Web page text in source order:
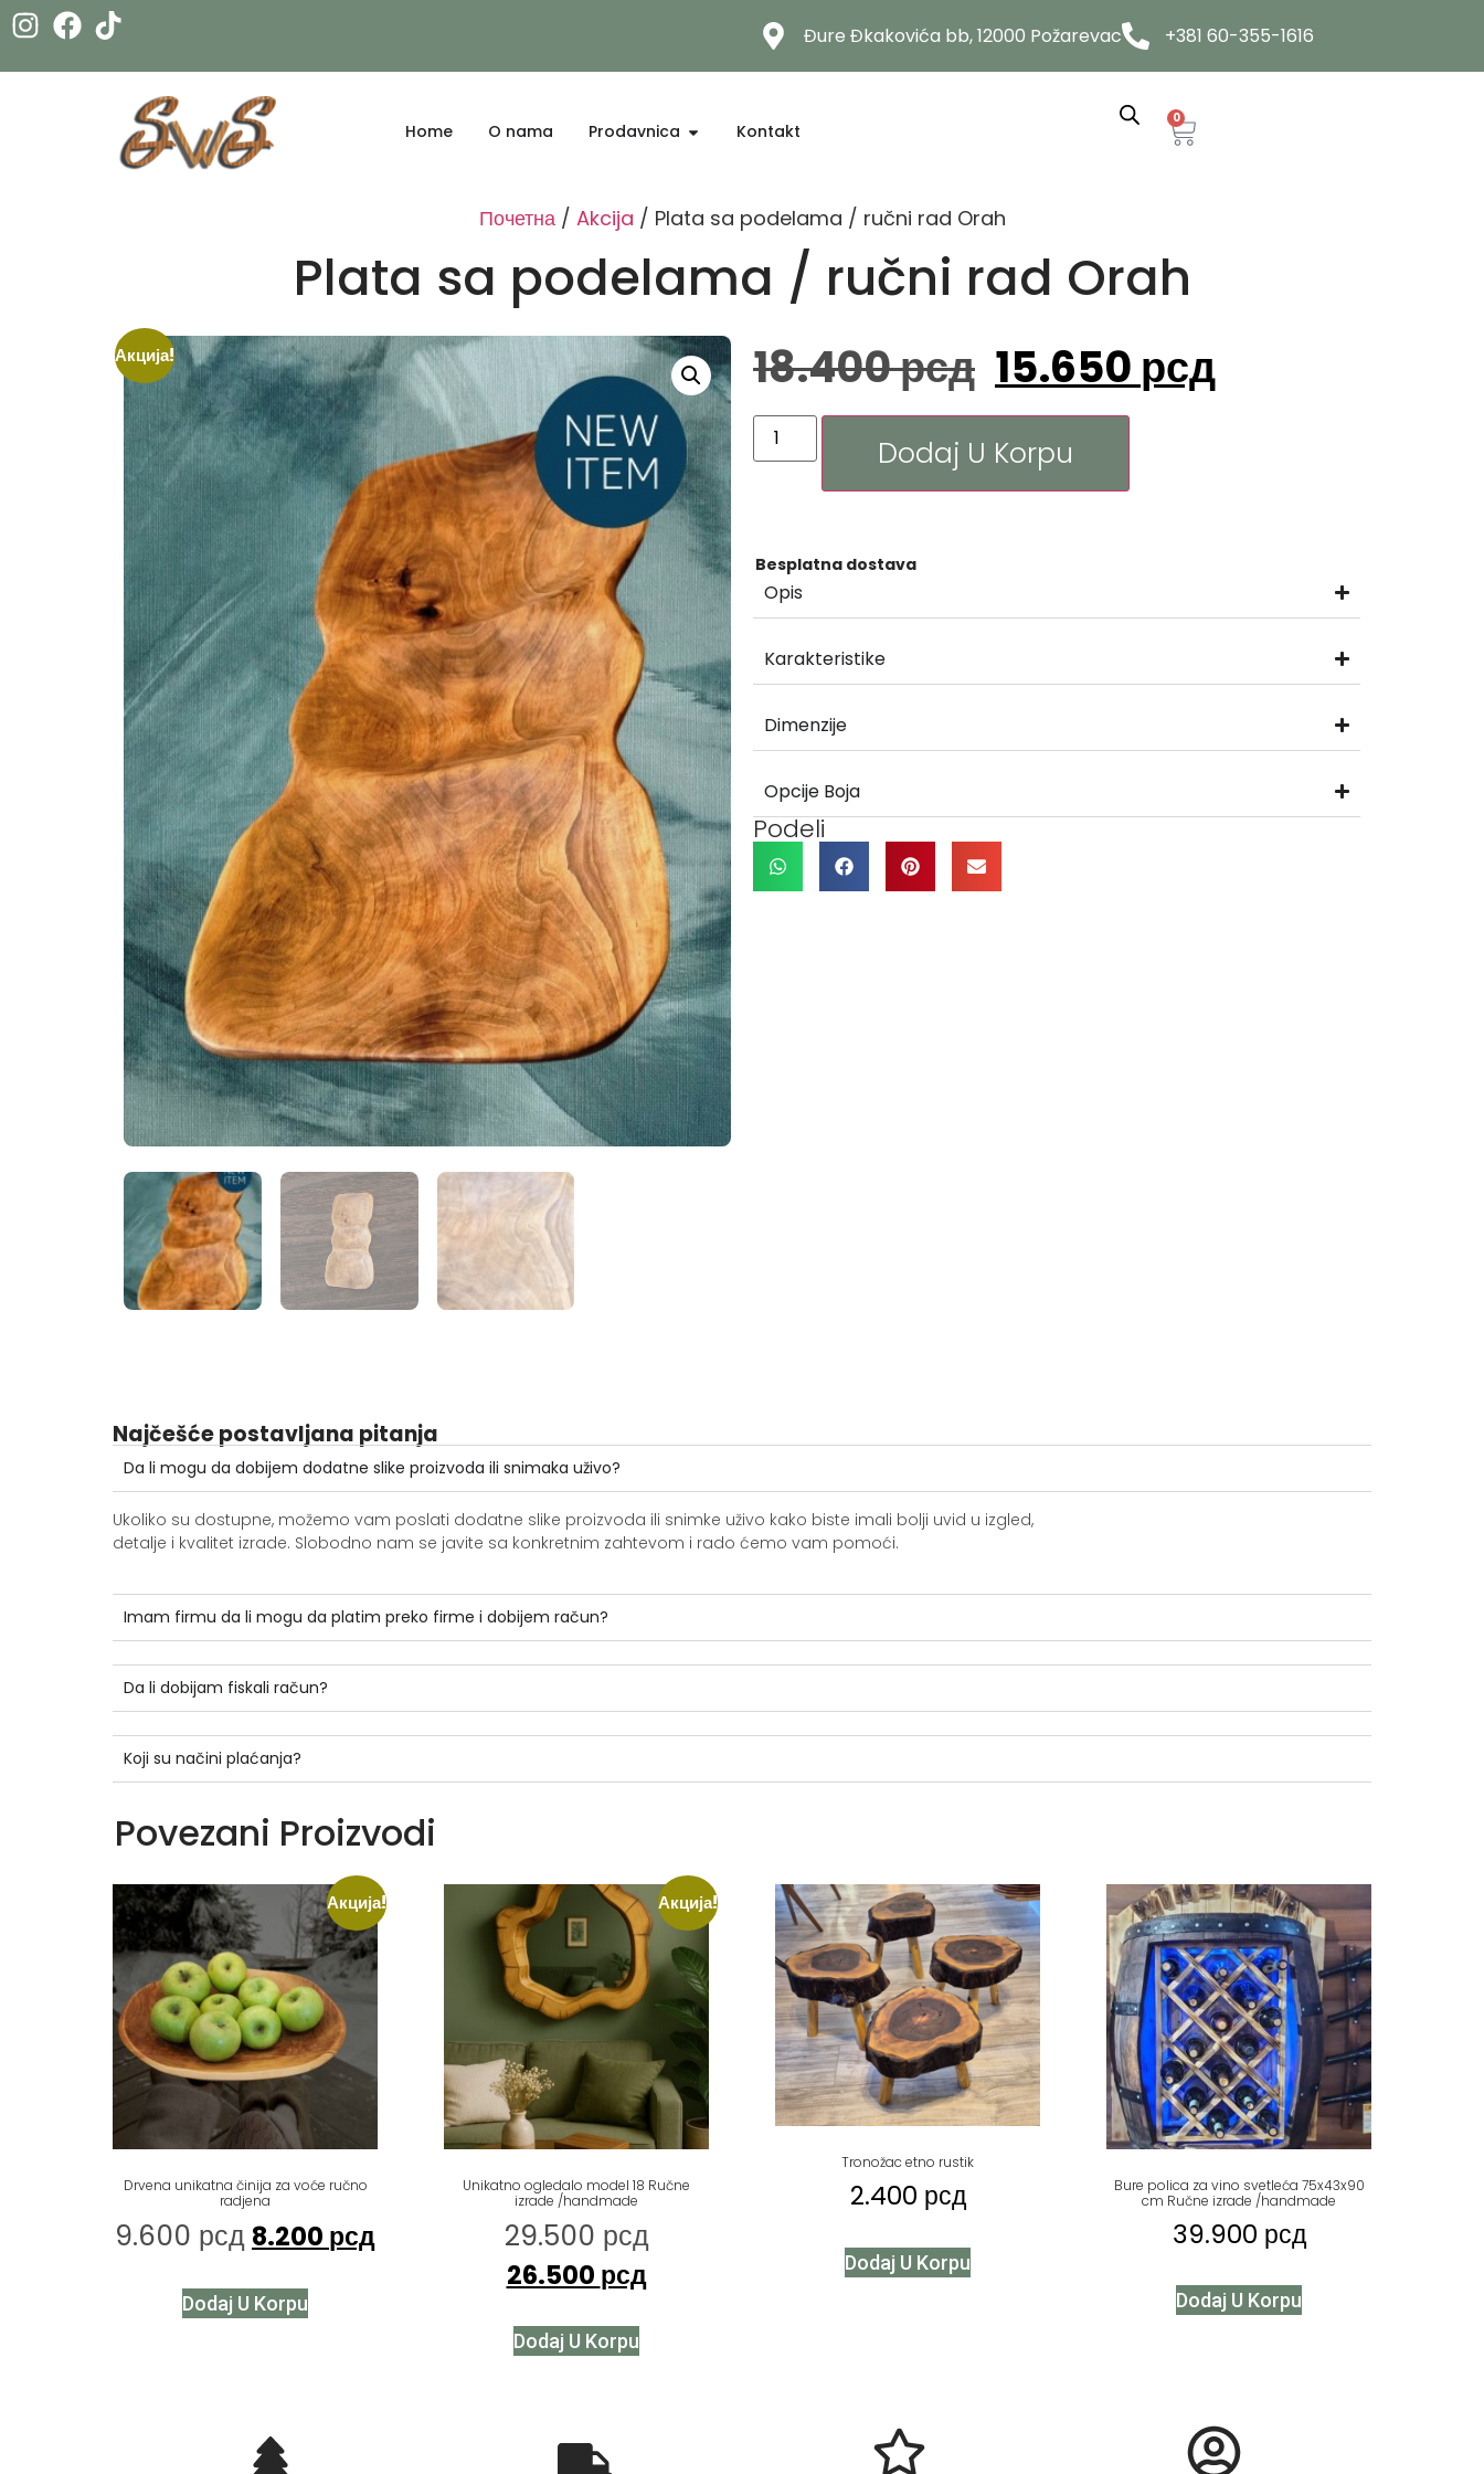
Đure Đkakovića bb, 12000 Požarevac +381 60-355-1616
Home O nama Prodavnica Kontakt
0
Почетна/ Akcija / Plata sa podelama / ručni rad Orah
Plata sa podelama / ručni rad Orah
Акција! 18.400рсд 15.650 рсд
Dodaj U Korpu
Besplatna dostava
Opis
Karakteristike
Dimenzije
Opcije Boja
Podeli
Najčešće postavljana pitanja
Da li mogu da dobijem dodatne slike proizvoda ili snimaka uživo?
Ukoliko su dostupne, možemo vam poslati dodatne slike proizvoda ili snimke uživo kako biste imali bolji uvid u izgled,
detalje i kvalitet izrade. Slobodno nam se javite sa konkretnim zahtevom i rado ćemo vam pomoći.
Imam firmu da li mogu da platim preko firme i dobijem račun?
Da li dobijam fiskali račun?
Koji su načini plaćanja?
Povezani Proizvodi
Акција!
Drvena unikatna činija za voće ručno
radjena
9.600 рсд 8.200 рсд
Dodaj U Korpu
Акција!
Unikatno ogledalo model 18 Ručne
izrade /handmade
29.500 рсд
26.500 рсд
Dodaj U Korpu
Tronožac etno rustik
2.400 рсд
Dodaj U Korpu
Bure polica za vino svetleća 75x43x90
cm Ručne izrade /handmade
39.900 рсд
Dodaj U Korpu